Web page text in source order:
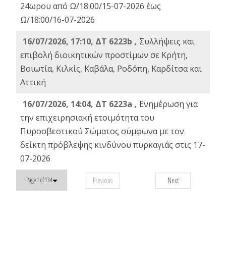
24ωρου από Ω/18:00/15-07-2026 έως
Ω/18:00/16-07-2026
16/07/2026, 17:10, ΔΤ 6223b , Συλλήψεις και
επιβολή διοικητικών προστίμων σε Κρήτη,
Βοιωτία, Κιλκίς, Καβάλα, Ροδόπη, Καρδίτσα και
Αττική
16/07/2026, 14:04, ΔΤ 6223a , Ενημέρωση για
την επιχειρησιακή ετοιμότητα του
Πυροσβεστικού Σώματος σύμφωνα με τον
δείκτη πρόβλεψης κινδύνου πυρκαγιάς στις 17-
07-2026
Page 1 of 134 Previous Next